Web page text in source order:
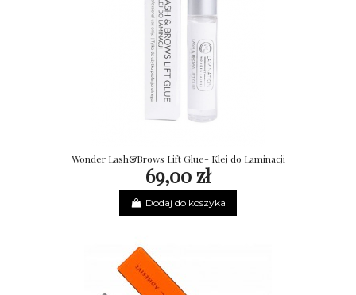
Wonder Lash&Brows Lift Glue- Klej do Laminacji
69,00 zł
Dodaj do koszyka